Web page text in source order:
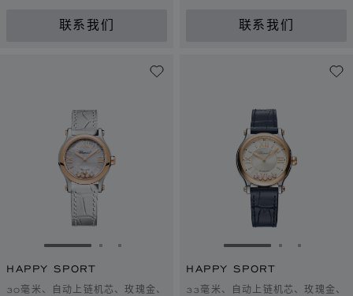
联系我们 联系我们
转到幻灯片 1转到幻灯片 2
转到幻灯片 3
HAPPY SPORT
30毫米、自动上链机芯、玫瑰金、
转到幻灯片 1转到幻灯
转到幻
HAPPY SPORT
33毫米、自动上链机芯、玫瑰金、